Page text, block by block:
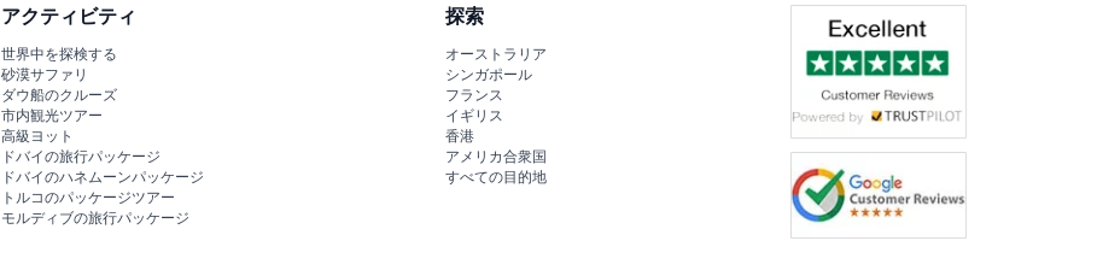
アクティビティ
世界中を探検する
砂漠サファリ
ダウ船のクルーズ
市内観光ツアー
高級ヨット
ドバイの旅行パッケージ
ドバイのハネムーンパッケージ
トルコのパッケージツアー
モルディブの旅行パッケージ
探索
オーストラリア
シンガポール
フランス
イギリス
香港
アメリカ合衆国
すべての目的地